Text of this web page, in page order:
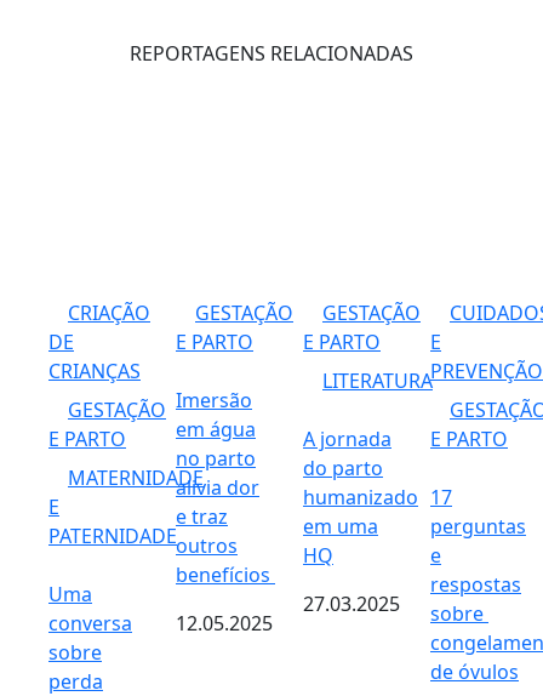
REPORTAGENS RELACIONADAS
CRIAÇÃO
DE
CRIANÇAS
GESTAÇÃO
E PARTO
MATERNIDADE
E
PATERNIDADE
Uma
conversa
sobre
perda
GESTAÇÃO
E PARTO
Imersão
em água
no parto
alivia dor
e traz
outros
benefícios
12.05.2025
GESTAÇÃO
E PARTO
LITERATURA
A jornada
do parto
humanizado
em uma
HQ
27.03.2025
E
PREVENÇÃO
E PARTO
17
perguntas
e
respostas
sobre ​​
de óvulos